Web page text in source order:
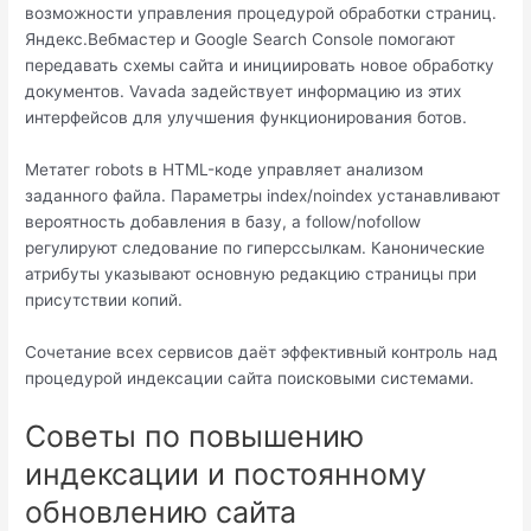
возможности управления процедурой обработки страниц.
Яндекс.Вебмастер и Google Search Console помогают
передавать схемы сайта и инициировать новое обработку
документов. Vavada задействует информацию из этих
интерфейсов для улучшения функционирования ботов.
Метатег robots в HTML-коде управляет анализом
заданного файла. Параметры index/noindex устанавливают
вероятность добавления в базу, а follow/nofollow
регулируют следование по гиперссылкам. Канонические
атрибуты указывают основную редакцию страницы при
присутствии копий.
Сочетание всех сервисов даёт эффективный контроль над
процедурой индексации сайта поисковыми системами.
Советы по повышению
индексации и постоянному
обновлению сайта